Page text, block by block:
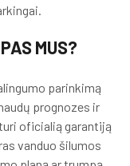
MUS?
parinkimą
prognozes ir
oficialią garantiją
vanduo šilumos